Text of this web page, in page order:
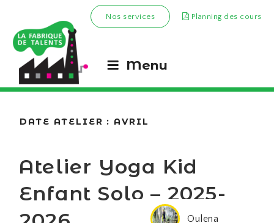
Nos services Planning des cours
Menu
DATE ATELIER : AVRIL
Atelier Yoga Kid
Enfant Solo – 2025-
Oulena
Oulena